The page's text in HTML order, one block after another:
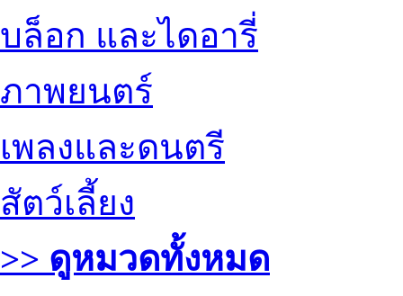
บล็อก และไดอารี่
ภาพยนตร์
เพลงและดนตรี
สัตว์เลี้ยง
>> ดูหมวดทั้งหมด